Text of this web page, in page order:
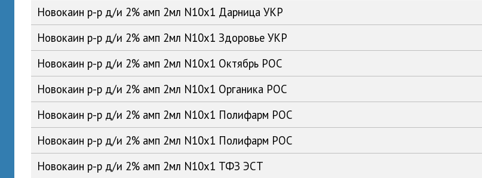
Новокаин р-р д/и 2% амп 2мл N10x1 Дарница УКР
Новокаин р-р д/и 2% амп 2мл N10x1 Здоровье УКР
Новокаин р-р д/и 2% амп 2мл N10x1 Октябрь РОС
Новокаин р-р д/и 2% амп 2мл N10x1 Органика РОС
Новокаин р-р д/и 2% амп 2мл N10x1 Полифарм РОС
Новокаин р-р д/и 2% амп 2мл N10x1 Полифарм РОС
Новокаин р-р д/и 2% амп 2мл N10x1 ТФЗ ЭСТ